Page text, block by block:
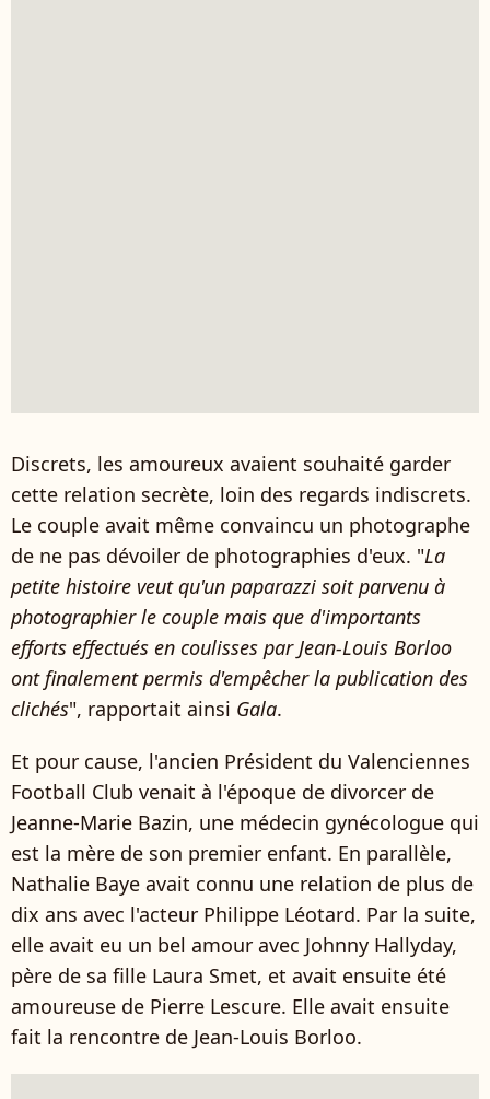
Discrets, les amoureux avaient souhaité garder
cette relation secrète, loin des regards indiscrets.
Le couple avait même convaincu un photographe
de ne pas dévoiler de photographies d'eux. "La
petite histoire veut qu'un paparazzi soit parvenu à
photographier le couple mais que d'importants
efforts effectués en coulisses par Jean-Louis Borloo
ont finalement permis d'empêcher la publication des
clichés", rapportait ainsi Gala.
Et pour cause, l'ancien Président du Valenciennes
Football Club venait à l'époque de divorcer de
Jeanne-Marie Bazin, une médecin gynécologue qui
est la mère de son premier enfant. En parallèle,
Nathalie Baye avait connu une relation de plus de
dix ans avec l'acteur Philippe Léotard. Par la suite,
elle avait eu un bel amour avec Johnny Hallyday,
père de sa fille Laura Smet, et avait ensuite été
amoureuse de Pierre Lescure. Elle avait ensuite
fait la rencontre de Jean-Louis Borloo.